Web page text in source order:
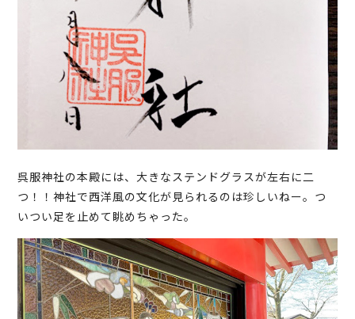
呉服神社の本殿には、大きなステンドグラスが左右に二
つ！！神社で西洋風の文化が見られるのは珍しいねー。つ
いつい足を止めて眺めちゃった。